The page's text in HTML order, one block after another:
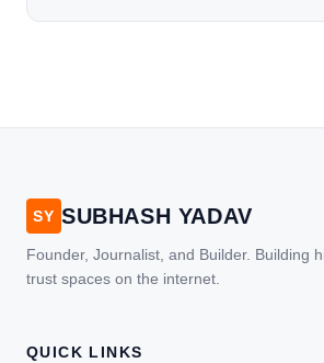
[…]
SY SUBHASH YADAV
Founder, Journalist, and Builder. Building
trust spaces on the internet.
QUICK LINKS